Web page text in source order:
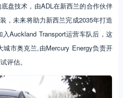
盘技术，由ADL在新西兰的合作伙伴
，未来将助力新西兰完成2035年打造
Auckland Transport运营车队后，这
市奥克兰,由Mercury Energy负责开
评估。